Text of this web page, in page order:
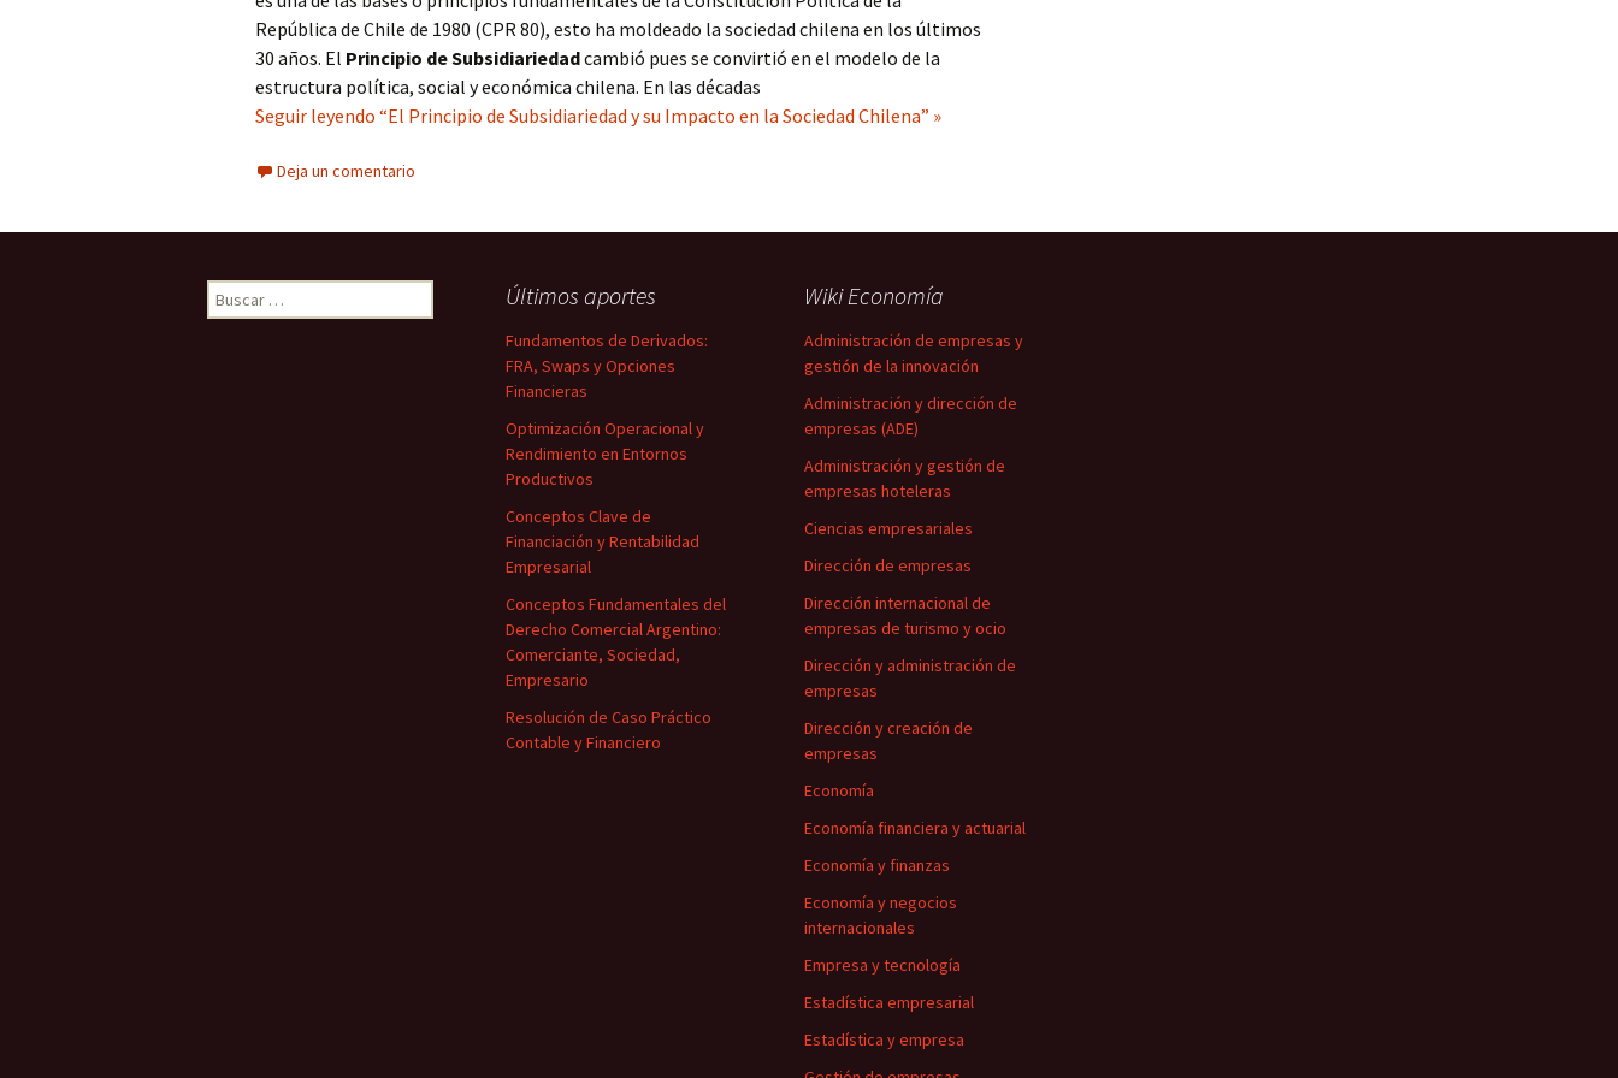
República de Chile de 1980 (CPR 80), esto ha moldeado la sociedad chilena en los últimos
30 años. El Principio de Subsidiariedadcambió pues se convirtió en el modelo de la
estructura política, social y económica chilena. En las décadas
Seguir leyendo “El Principio de Subsidiariedad y su Impacto en la Sociedad Chilena” »
Deja un comentario
Buscar: Últimos aportes
Fundamentos de Derivados:
FRA, Swaps y Opciones
Financieras
Optimización Operacional y
Rendimiento en Entornos
Productivos
Conceptos Clave de
Financiación y Rentabilidad
Empresarial
Conceptos Fundamentales del
Derecho Comercial Argentino:
Comerciante, Sociedad,
Empresario
Resolución de Caso Práctico
Contable y Financiero
Wiki Economía
Administración de empresas y
gestión de la innovación
Administración y dirección de
empresas (ADE)
Administración y gestión de
empresas hoteleras
Ciencias empresariales
Dirección de empresas
Dirección internacional de
empresas de turismo y ocio
Dirección y administración de
empresas
Dirección y creación de
empresas
Economía
Economía financiera y actuarial
Economía y finanzas
Economía y negocios
internacionales
Empresa y tecnología
Estadística empresarial
Estadística y empresa